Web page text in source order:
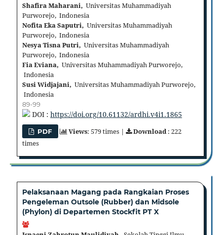
Shafira Maharani, Universitas Muhammadiyah
Purworejo, Indonesia
Nofita Eka Saputri, Universitas Muhammadiyah
Purworejo, Indonesia
Nesya Tisna Putri, Universitas Muhammadiyah
Purworejo, Indonesia
Fia Eviana, Universitas Muhammadiyah Purworejo,
Indonesia
Susi Widjajani, Universitas Muhammadiyah Purworejo,
Indonesia
89-99
DOI : https://doi.org/10.61132/ardhi.v4i1.1865
PDF Views: 579 times | Download: 222
times
Pelaksanaan Magang pada Rangkaian Proses
Pengeleman Outsole (Rubber) dan Midsole
(Phylon) di Departemen Stockfit PT X